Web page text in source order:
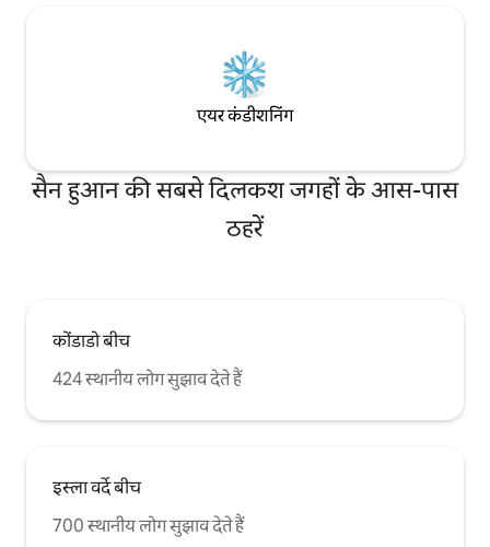
एयर कंडीशनिंग
सैन हुआन की सबसे दिलकश जगहों के आस-पास
ठहरें
कोंडाडो बीच
424 स्थानीय लोग सुझाव देते हैं
इस्ला वर्दे बीच
700 स्थानीय लोग सुझाव देते हैं